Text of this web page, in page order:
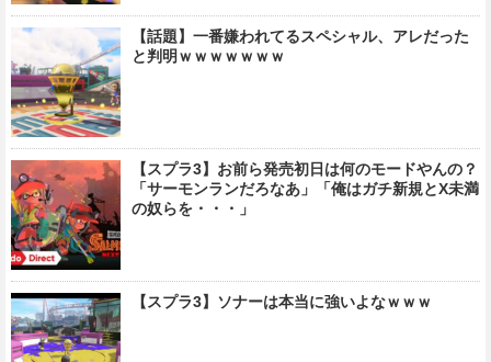
【話題】一番嫌われてるスペシャル、アレだった
と判明ｗｗｗｗｗｗｗ
【スプラ3】お前ら発売初日は何のモードやんの？
「サーモンランだろなあ」「俺はガチ新規とX未満
の奴らを・・・」
【スプラ3】ソナーは本当に強いよなｗｗｗ